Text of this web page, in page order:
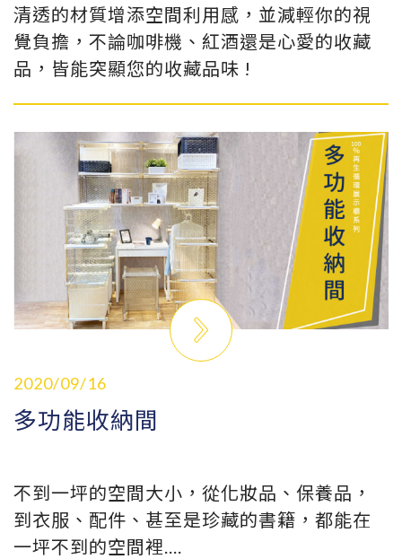
清透的材質增添空間利用感，並減輕你的視
覺負擔，不論咖啡機、紅酒還是心愛的收藏
品，皆能突顯您的收藏品味 !
2020/09/16
多功能收納間
不到一坪的空間大小，從化妝品、保養品，
到衣服、配件、甚至是珍藏的書籍，都能在
一坪不到的空間裡....